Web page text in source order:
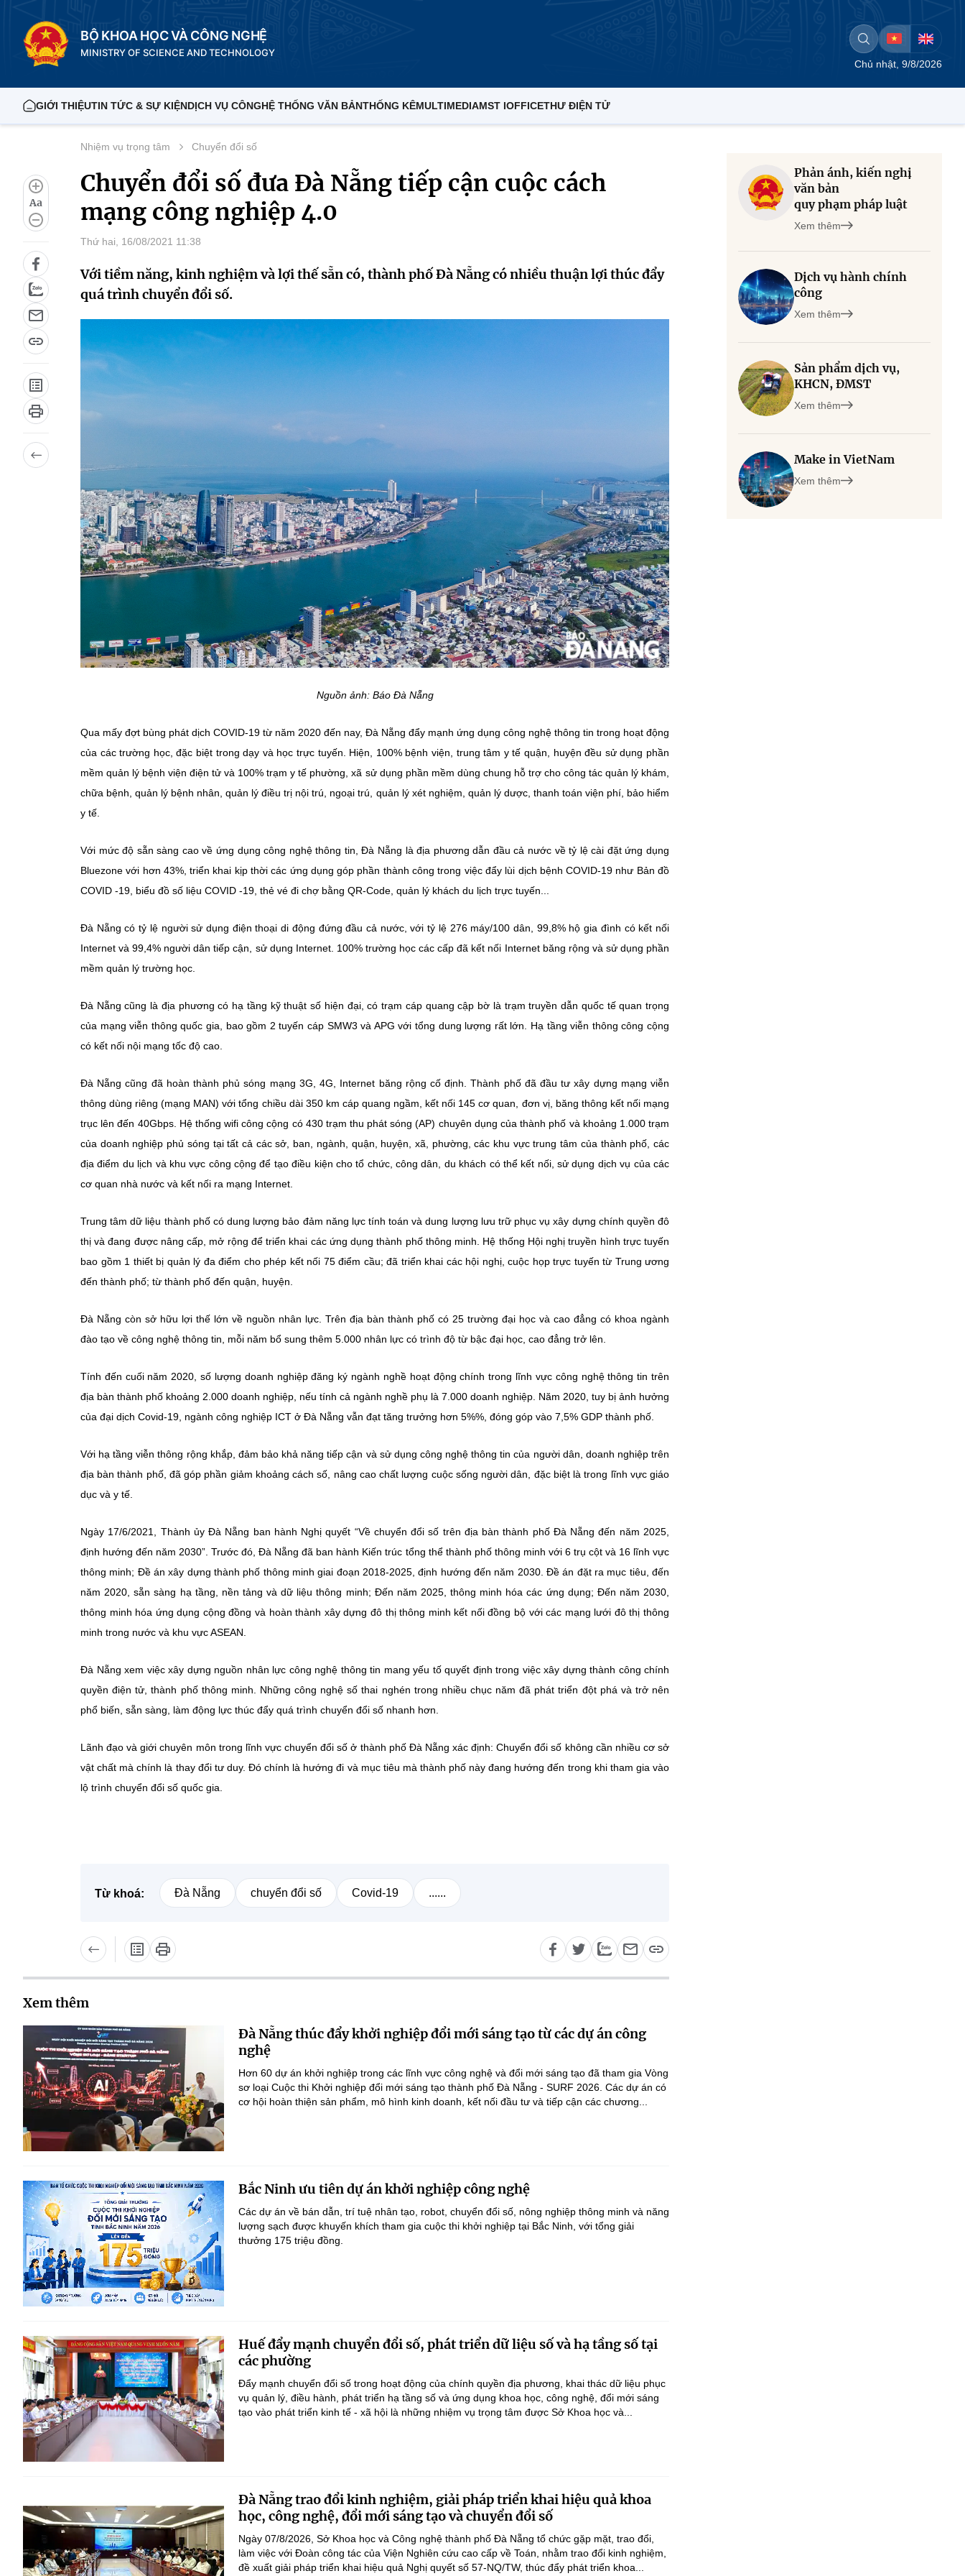
BỘ KHOA HỌC VÀ CÔNG NGHỆ
MINISTRY OF SCIENCE AND TECHNOLOGY
Chủ nhật, 9/8/2026
GIỚI THIỆUTIN TỨC & SỰ KIỆNDỊCH VỤ CÔNGHỆ THỐNG VĂN BẢNTHỐNG KÊMULTIMEDIAMST IOFFICETHƯ ĐIỆN TỬ
Aa
Nhiệm vụ trọng tâm Chuyển đổi số
Chuyển đổi số đưa Đà Nẵng tiếp cận cuộc cách
mạng công nghiệp 4.0
Thứ hai, 16/08/2021 11:38
Với tiềm năng, kinh nghiệm và lợi thế sẵn có, thành phố Đà Nẵng có nhiều thuận lợi thúc đẩy
quá trình chuyển đổi số.
Nguồn ảnh: Báo Đà Nẵng
Qua mấy đợt bùng phát dịch COVID-19 từ năm 2020 đến nay, Đà Nẵng đẩy mạnh ứng dụng công nghệ thông tin trong hoạt động
của các trường học, đặc biệt trong dạy và học trực tuyến. Hiện, 100% bệnh viện, trung tâm y tế quận, huyện đều sử dụng phần
mềm quản lý bệnh viện điện tử và 100% trạm y tế phường, xã sử dụng phần mềm dùng chung hỗ trợ cho công tác quản lý khám,
chữa bệnh, quản lý bệnh nhân, quản lý điều trị nội trú, ngoại trú, quản lý xét nghiệm, quản lý dược, thanh toán viện phí, bảo hiểm
y tế.
Với mức độ sẵn sàng cao về ứng dụng công nghệ thông tin, Đà Nẵng là địa phương dẫn đầu cả nước về tỷ lệ cài đặt ứng dụng
Bluezone với hơn 43%, triển khai kịp thời các ứng dụng góp phần thành công trong việc đẩy lùi dịch bệnh COVID-19 như Bản đồ
COVID -19, biểu đồ số liệu COVID -19, thẻ vé đi chợ bằng QR-Code, quản lý khách du lịch trực tuyến...
Đà Nẵng có tỷ lệ người sử dụng điện thoại di động đứng đầu cả nước, với tỷ lệ 276 máy/100 dân, 99,8% hộ gia đình có kết nối
Internet và 99,4% người dân tiếp cận, sử dụng Internet. 100% trường học các cấp đã kết nối Internet băng rộng và sử dụng phần
mềm quản lý trường học.
Đà Nẵng cũng là địa phương có hạ tầng kỹ thuật số hiện đại, có trạm cáp quang cập bờ là trạm truyền dẫn quốc tế quan trọng
của mạng viễn thông quốc gia, bao gồm 2 tuyến cáp SMW3 và APG với tổng dung lượng rất lớn. Hạ tầng viễn thông công cộng
có kết nối nội mạng tốc độ cao.
Đà Nẵng cũng đã hoàn thành phủ sóng mạng 3G, 4G, Internet băng rộng cố định. Thành phố đã đầu tư xây dựng mạng viễn
thông dùng riêng (mạng MAN) với tổng chiều dài 350 km cáp quang ngầm, kết nối 145 cơ quan, đơn vị, băng thông kết nối mạng
trục lên đến 40Gbps. Hệ thống wifi công cộng có 430 trạm thu phát sóng (AP) chuyên dụng của thành phố và khoảng 1.000 trạm
của doanh nghiệp phủ sóng tại tất cả các sở, ban, ngành, quận, huyện, xã, phường, các khu vực trung tâm của thành phố, các
địa điểm du lịch và khu vực công cộng để tạo điều kiện cho tổ chức, công dân, du khách có thể kết nối, sử dụng dịch vụ của các
cơ quan nhà nước và kết nối ra mạng Internet.
Trung tâm dữ liệu thành phố có dung lượng bảo đảm năng lực tính toán và dung lượng lưu trữ phục vụ xây dựng chính quyền đô
thị và đang được nâng cấp, mở rộng để triển khai các ứng dụng thành phố thông minh. Hệ thống Hội nghị truyền hình trực tuyến
bao gồm 1 thiết bị quản lý đa điểm cho phép kết nối 75 điểm cầu; đã triển khai các hội nghị, cuộc họp trực tuyến từ Trung ương
đến thành phố; từ thành phố đến quận, huyện.
Đà Nẵng còn sở hữu lợi thế lớn về nguồn nhân lực. Trên địa bàn thành phố có 25 trường đại học và cao đẳng có khoa ngành
đào tạo về công nghệ thông tin, mỗi năm bổ sung thêm 5.000 nhân lực có trình độ từ bậc đại học, cao đẳng trở lên.
Tính đến cuối năm 2020, số lượng doanh nghiệp đăng ký ngành nghề hoạt động chính trong lĩnh vực công nghệ thông tin trên
địa bàn thành phố khoảng 2.000 doanh nghiệp, nếu tính cả ngành nghề phụ là 7.000 doanh nghiệp. Năm 2020, tuy bị ảnh hưởng
của đại dịch Covid-19, ngành công nghiệp ICT ở Đà Nẵng vẫn đạt tăng trưởng hơn 5%%, đóng góp vào 7,5% GDP thành phố.
Với hạ tầng viễn thông rộng khắp, đảm bảo khả năng tiếp cận và sử dụng công nghệ thông tin của người dân, doanh nghiệp trên
địa bàn thành phố, đã góp phần giảm khoảng cách số, nâng cao chất lượng cuộc sống người dân, đặc biệt là trong lĩnh vực giáo
dục và y tế.
Ngày 17/6/2021, Thành ủy Đà Nẵng ban hành Nghị quyết “Về chuyển đổi số trên địa bàn thành phố Đà Nẵng đến năm 2025,
định hướng đến năm 2030”. Trước đó, Đà Nẵng đã ban hành Kiến trúc tổng thể thành phố thông minh với 6 trụ cột và 16 lĩnh vực
thông minh; Đề án xây dựng thành phố thông minh giai đoạn 2018-2025, định hướng đến năm 2030. Đề án đặt ra mục tiêu, đến
năm 2020, sẵn sàng hạ tầng, nền tảng và dữ liệu thông minh; Đến năm 2025, thông minh hóa các ứng dụng; Đến năm 2030,
thông minh hóa ứng dụng cộng đồng và hoàn thành xây dựng đô thị thông minh kết nối đồng bộ với các mạng lưới đô thị thông
minh trong nước và khu vực ASEAN.
Đà Nẵng xem việc xây dựng nguồn nhân lực công nghệ thông tin mang yếu tố quyết định trong việc xây dựng thành công chính
quyền điện tử, thành phố thông minh. Những công nghệ số thai nghén trong nhiều chục năm đã phát triển đột phá và trở nên
phổ biến, sẵn sàng, làm động lực thúc đẩy quá trình chuyển đổi số nhanh hơn.
Lãnh đạo và giới chuyên môn trong lĩnh vực chuyển đổi số ở thành phố Đà Nẵng xác định: Chuyển đổi số không cần nhiều cơ sở
vật chất mà chính là thay đổi tư duy. Đó chính là hướng đi và mục tiêu mà thành phố này đang hướng đến trong khi tham gia vào
lộ trình chuyển đổi số quốc gia.
Từ khoá: Đà Nẵng chuyển đổi số Covid-19 ......
Xem thêm
Đà Nẵng thúc đẩy khởi nghiệp đổi mới sáng tạo từ các dự án công
nghệ
Hơn 60 dự án khởi nghiệp trong các lĩnh vực công nghệ và đổi mới sáng tạo đã tham gia Vòng
sơ loại Cuộc thi Khởi nghiệp đổi mới sáng tạo thành phố Đà Nẵng - SURF 2026. Các dự án có
cơ hội hoàn thiện sản phẩm, mô hình kinh doanh, kết nối đầu tư và tiếp cận các chương...
Bắc Ninh ưu tiên dự án khởi nghiệp công nghệ
Các dự án về bán dẫn, trí tuệ nhân tạo, robot, chuyển đổi số, nông nghiệp thông minh và năng
lượng sạch được khuyến khích tham gia cuộc thi khởi nghiệp tại Bắc Ninh, với tổng giải
thưởng 175 triệu đồng.
Huế đẩy mạnh chuyển đổi số, phát triển dữ liệu số và hạ tầng số tại
các phường
Đẩy mạnh chuyển đổi số trong hoạt động của chính quyền địa phương, khai thác dữ liệu phục
vụ quản lý, điều hành, phát triển hạ tầng số và ứng dụng khoa học, công nghệ, đổi mới sáng
tạo vào phát triển kinh tế - xã hội là những nhiệm vụ trọng tâm được Sở Khoa học và...
Đà Nẵng trao đổi kinh nghiệm, giải pháp triển khai hiệu quả khoa
học, công nghệ, đổi mới sáng tạo và chuyển đổi số
Ngày 07/8/2026, Sở Khoa học và Công nghệ thành phố Đà Nẵng tổ chức gặp mặt, trao đổi,
làm việc với Đoàn công tác của Viện Nghiên cứu cao cấp về Toán, nhằm trao đổi kinh nghiệm,
đề xuất giải pháp triển khai hiệu quả Nghị quyết số 57-NQ/TW, thúc đẩy phát triển khoa...
Phản ánh, kiến nghị
văn bản
quy phạm pháp luật
Xem thêm
Dịch vụ hành chính
công
Xem thêm
Sản phẩm dịch vụ,
KHCN, ĐMST
Xem thêm
Make in VietNam
Xem thêm